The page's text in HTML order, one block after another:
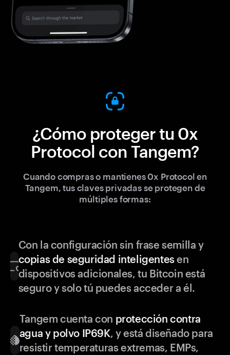
¿Cómo proteger tu 0x
Protocol con Tangem?
Cuando compras o mantienes 0x Protocol en
Tangem, tus claves privadas se protegen de
múltiples formas:
Con la configuración sin frase semilla y
copias de seguridad inteligentesen
dispositivos adicionales, tu Bitcoin está
seguro y solo tú puedes acceder a él.
Tangem cuenta con protección contra
agua y polvo IP69K, y está diseñado para
resistir temperaturas extremas, EMPs,